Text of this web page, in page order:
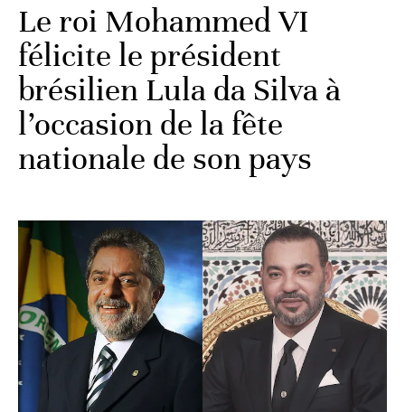
Le roi Mohammed VI
félicite le président
brésilien Lula da Silva à
l’occasion de la fête
nationale de son pays